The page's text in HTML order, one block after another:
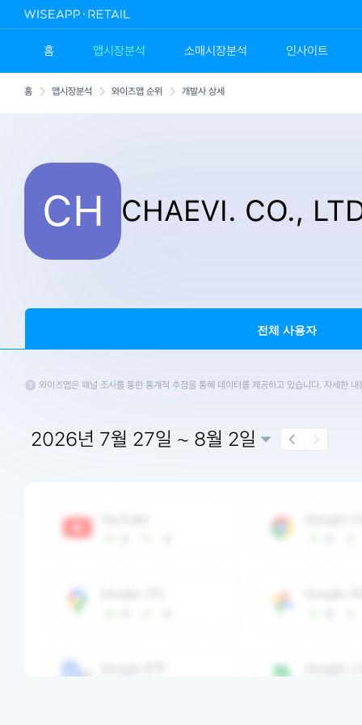
홈 앱시장분석 소매시장분석 인사이트
홈 앱시장분석 와이즈앱 순위 개발사 상세
CH CHAEVI. CO.,
전체 사용자
와이즈앱은 패널 조사를 통한 통계적 추정을 통해 데이터를 제공하고 있습니다. 자세한
2026년 7월 27일 ~ 8월 2일